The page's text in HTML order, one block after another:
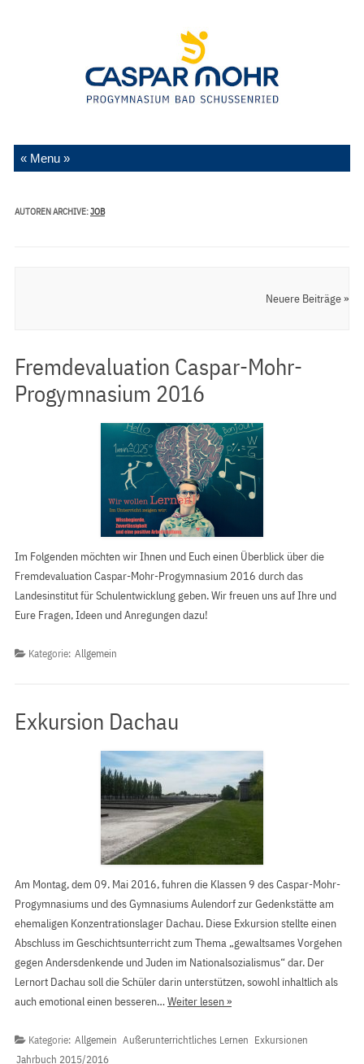
Zum Inhalt springen
AUTOREN ARCHIVE:JOB
Neuere Beiträge »
Fremdevaluation Caspar-Mohr-
Progymnasium 2016
Im Folgenden möchten wir Ihnen und Euch einen Überblick über die
Fremdevaluation Caspar-Mohr-Progymnasium 2016 durch das
Landesinstitut für Schulentwicklung geben. Wir freuen uns auf Ihre und
Eure Fragen, Ideen und Anregungen dazu!
Kategorie: Allgemein
Exkursion Dachau
Am Montag, dem 09. Mai 2016, fuhren die Klassen 9 des Caspar-Mohr-
Progymnasiums und des Gymnasiums Aulendorf zur Gedenkstätte am
ehemaligen Konzentrationslager Dachau. Diese Exkursion stellte einen
Abschluss im Geschichtsunterricht zum Thema „gewaltsames Vorgehen
gegen Andersdenkende und Juden im Nationalsozialismus“ dar. Der
Lernort Dachau soll die Schüler darin unterstützen, sowohl inhaltlich als
auch emotional einen besseren…Weiter lesen »
Kategorie: Allgemein Außerunterrichtliches Lernen Exkursionen
Jahrbuch 2015/2016